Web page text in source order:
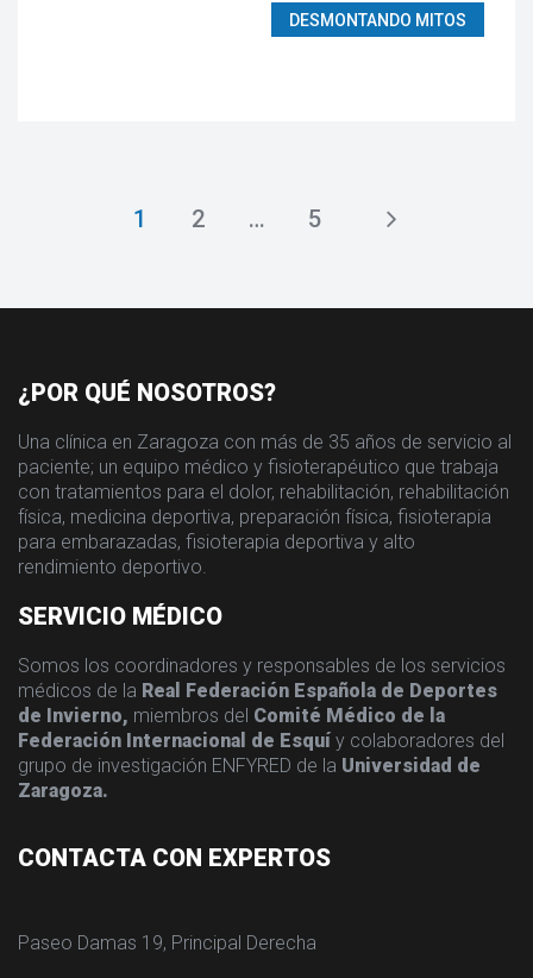
DESMONTANDO MITOS
1 2 … 5
¿POR QUÉ NOSOTROS?
Una clínica en Zaragoza con más de 35 años de servicio al
paciente; un equipo médico y fisioterapéutico que trabaja
con tratamientos para el dolor, rehabilitación, rehabilitación
física, medicina deportiva, preparación física, fisioterapia
para embarazadas, fisioterapia deportiva y alto
rendimiento deportivo.
SERVICIO MÉDICO
Somos los coordinadores y responsables de los servicios
médicos de la Real Federación Española de Deportes
de Invierno, miembros del Comité Médico de la
Federación Internacional de Esquí y colaboradores del
grupo de investigación ENFYRED de la Universidad de
Zaragoza.
CONTACTA CON EXPERTOS
Paseo Damas 19, Principal Derecha